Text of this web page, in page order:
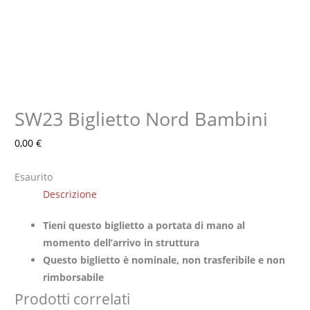
SW23 Biglietto Nord Bambini
0,00€
Esaurito
Descrizione
Tieni questo biglietto a portata di mano al
momento dell’arrivo in struttura
Questo biglietto è nominale, non trasferibile e non
rimborsabile
Prodotti correlati